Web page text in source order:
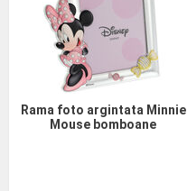
Rama foto argintata Minnie
Mouse bomboane